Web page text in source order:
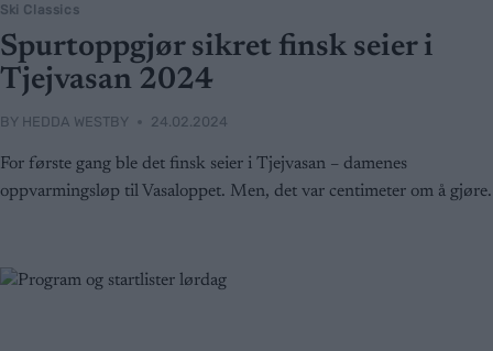
Ski Classics
Spurtoppgjør sikret finsk seier i
Tjejvasan 2024
BY HEDDA WESTBY 24.02.2024
For første gang ble det finsk seier i Tjejvasan – damenes
oppvarmingsløp til Vasaloppet. Men, det var centimeter om å gjøre.